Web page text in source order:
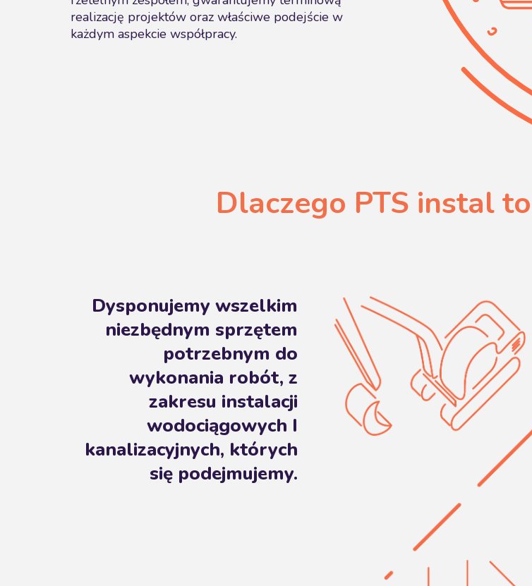
realizację projektów oraz właściwe podejście w
każdym aspekcie współpracy.
Dlaczego PTS instal
Dysponujemy wszelkim
niezbędnym sprzętem
potrzebnym do
wykonania robót, z
zakresu instalacji
wodociągowych I
kanalizacyjnych, których
się podejmujemy.